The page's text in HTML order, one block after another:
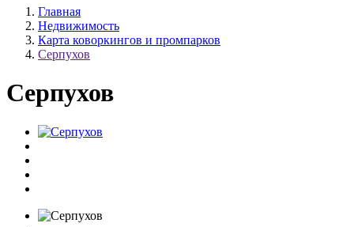
Главная
Недвижимость
Карта коворкингов и промпарков
Серпухов
Серпухов